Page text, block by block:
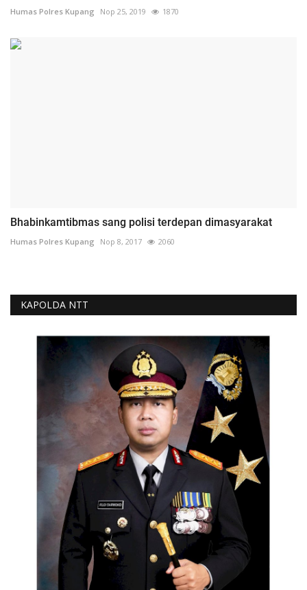
Humas Polres Kupang Nop 25, 2019 1870
Bhabinkamtibmas sang polisi terdepan dimasyarakat
Humas Polres Kupang Nop 8, 2017 2060
KAPOLDA NTT